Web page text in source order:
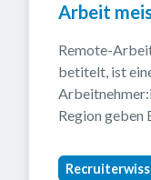
Arbeit
Remote-
betitelt, ist
Region geben